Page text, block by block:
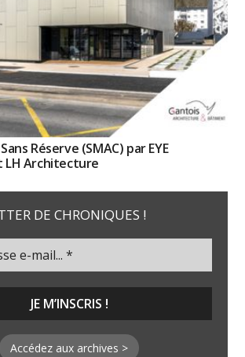
Réserve (SMAC) par EYE
Architecture
DE CHRONIQUES !
Accédez aux archives >